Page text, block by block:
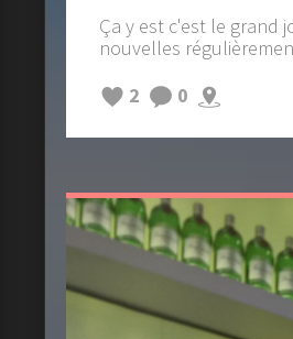
Ça y est c'est le grand
nouvelles réguliè
2
0